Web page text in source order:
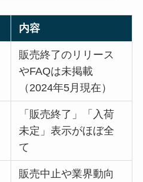
内容
販売終了のリリース
やFAQは未掲載
（2024年5月現在）
「販売終了」「入荷
未定」表示がほぼ全
て
販売中止や業界動向